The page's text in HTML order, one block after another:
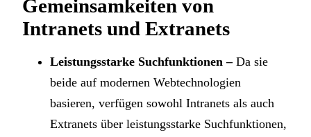
Gemeinsamkeiten von
Intranets und Extranets
Leistungsstarke Suchfunktionen –Da sie
beide auf modernen Webtechnologien
basieren, verfügen sowohl Intranets als auch
Extranets über leistungsstarke Suchfunktionen,